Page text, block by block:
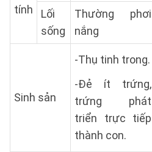
tính
Lối
sống
Thường phơi
nắng
Sinh sản
-Thụ tinh trong.
-Đẻ ít trứng,
trứng phát
triển trực tiếp
thành con.